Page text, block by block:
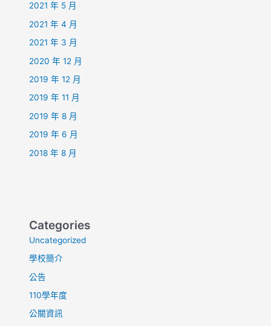
2021 年 5 月
2021 年 4 月
2021 年 3 月
2020 年 12 月
2019 年 12 月
2019 年 11 月
2019 年 8 月
2019 年 6 月
2018 年 8 月
Categories
Uncategorized
學校簡介
公告
110學年度
公關資訊